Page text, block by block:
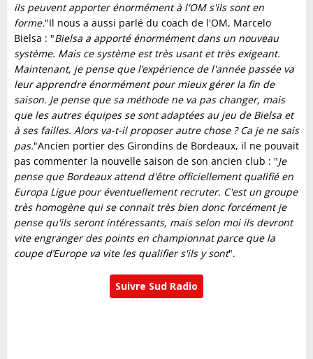
ils peuvent apporter énormément à l'OM s'ils sont en
forme."Il nous a aussi parlé du coach de l'OM, Marcelo
Bielsa : "Bielsa a apporté énormément dans un nouveau
système. Mais ce système est très usant et très exigeant.
Maintenant, je pense que l’expérience de l'année passée va
leur apprendre énormément pour mieux gérer la fin de
saison. Je pense que sa méthode ne va pas changer, mais
que les autres équipes se sont adaptées au jeu de Bielsa et
à ses failles. Alors va-t-il proposer autre chose ? Ca je ne sais
pas."Ancien portier des Girondins de Bordeaux, il ne pouvait
pas commenter la nouvelle saison de son ancien club : "Je
pense que Bordeaux attend d'être officiellement qualifié en
Europa Ligue pour éventuellement recruter. C'est un groupe
très homogène qui se connait très bien donc forcément je
pense qu'ils seront intéressants, mais selon moi ils devront
vite engranger des points en championnat parce que la
coupe d’Europe va vite les qualifier s'ils y sont".
Suivre Sud Radio